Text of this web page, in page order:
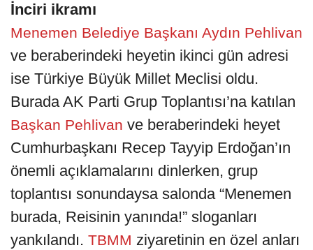
İnciri ikramı
Menemen Belediye Başkanı Aydın Pehlivan
ve beraberindeki heyetin ikinci gün adresi
ise Türkiye Büyük Millet Meclisi oldu.
Burada AK Parti Grup Toplantısı’na katılan
Başkan Pehlivan ve beraberindeki heyet
Cumhurbaşkanı Recep Tayyip Erdoğan’ın
önemli açıklamalarını dinlerken, grup
toplantısı sonundaysa salonda “Menemen
burada, Reisinin yanında!” sloganları
yankılandı. TBMM ziyaretinin en özel anları